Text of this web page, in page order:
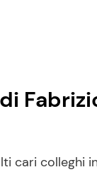
cari colleghi